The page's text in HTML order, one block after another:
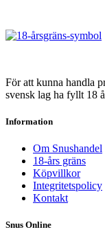
kan
För att kunna handla
svensk lag ha fyllt 18
Information
Om Snushandel
18-års gräns
Köpvillkor
Integritetspolicy
Kontakt
Snus Online